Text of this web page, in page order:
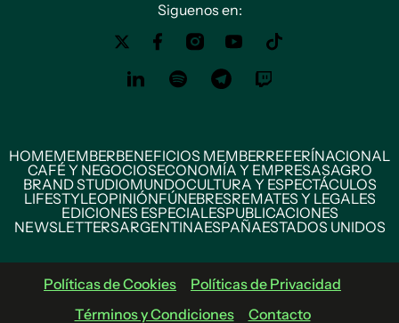
Siguenos en:
HOMEMEMBERBENEFICIOS MEMBERREFERÍNACIONAL
CAFÉ Y NEGOCIOSECONOMÍA Y EMPRESASAGRO
BRAND STUDIOMUNDOCULTURA Y ESPECTÁCULOS
LIFESTYLEOPINIÓNFÚNEBRESREMATES Y LEGALES
EDICIONES ESPECIALESPUBLICACIONES
NEWSLETTERSARGENTINAESPAÑAESTADOS UNIDOS
Políticas de Cookies
Políticas de Privacidad
Términos y Condiciones
Contacto